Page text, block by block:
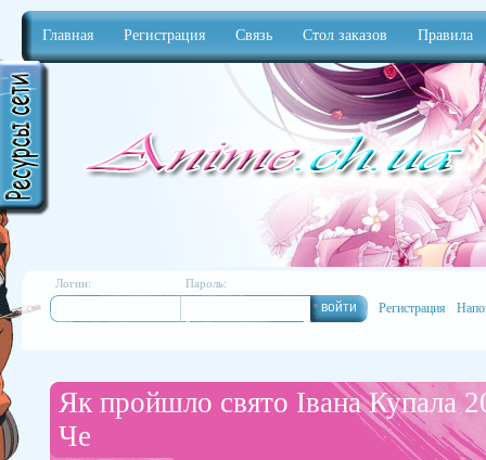
Главная Регистрация Связь Стол заказов Правила
Логин: Пароль:
Регистрация
Як пройшло свято Івана Купала
Че